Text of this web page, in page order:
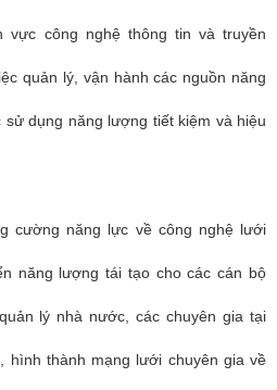
công nghệ thông tin và truyền
quản lý, vận hành các nguồn năng
dụng năng lượng tiết kiệm và hiệu
cường năng lực về công nghệ lưới
năng lượng tái tạo cho các cán bộ
lý nhà nước, các chuyên gia tại
hình thành mạng lưới chuyên gia về